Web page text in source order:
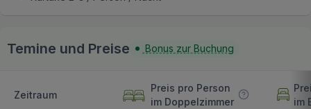
Temine und Preise Bonus zur Buchung
Zeitraum
Preis pro Person
im Doppelzimmer
im